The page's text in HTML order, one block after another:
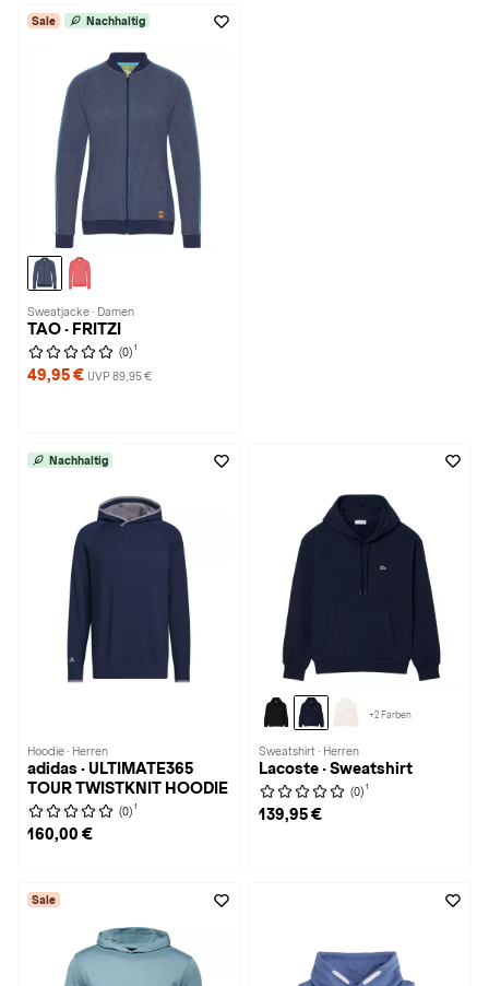
Sale Nachhaltig
Sweatjacke · Damen
TAO · FRITZI
(0) 1
49,95 € UVP 89,95 €
Nachhaltig
Hoodie · Herren
adidas · ULTIMATE365
TOUR TWISTKNIT HOODIE
(0) 1
160,00 €
+2 Farben
Sweatshirt · Herren
Lacoste · Sweatshirt
(0) 1
139,95 €
Sale